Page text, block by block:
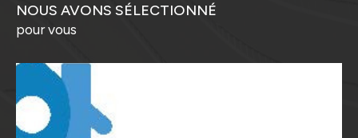
NOUS AVONS SÉLECTIONNÉ
pour vous